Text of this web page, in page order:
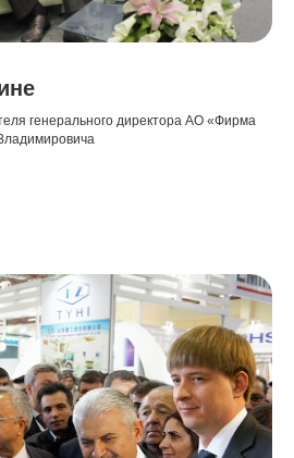
генерального директора АО «Фирма